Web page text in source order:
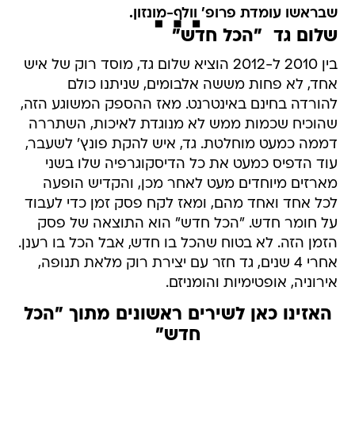
שבראשו עומדת פרופ' וולף-מונזון.
שלום גד  "הכל חדש"
בין 2010 ל-2012 הוציא שלום גד, מוסד רוק של איש
אחד, לא פחות מששה אלבומים, שניתנו כולם
להורדה בחינם באינטרנט. מאז ההספק המשוגע הזה,
שהוכיח שכמות ממש לא מנוגדת לאיכות, השתררה
דממה כמעט מוחלטת. גד, איש להקת פונץ' לשעבר,
עוד הדפיס כמעט את כל הדיסקוגרפיה שלו בשני
מארזים מיוחדים מעט לאחר מכן, והקדיש הופעה
לכל אחד ואחד מהם, ומאז לקח פסק זמן כדי לעבוד
על חומר חדש. "הכל חדש" הוא התוצאה של פסק
הזמן הזה. לא בטוח שהכל בו חדש, אבל הכל בו רענן.
אחרי 4 שנים, גד חזר עם יצירת רוק מלאת תנופה,
אירוניה, אופטימיות והומניזם.
האזינו כאן לשירים ראשונים מתוך "הכל
חדש"